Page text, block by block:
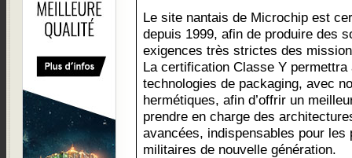
Le site nantais de Microchip est
depuis 1999, afin de produire des
exigences très strictes des
La certification Classe Y
technologies de packaging, avec
hermétiques, afin d’offrir un
prendre en charge des
avancées, indispensables pour les
militaires de nouvelle génération.